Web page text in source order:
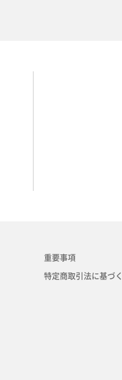
重要事項
特定商取引法に基づ